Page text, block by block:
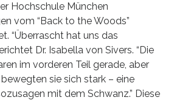
Hochschule München
vom “Back to the Woods”
“Überrascht hat uns das
Dr. Isabella von Sivers. “Die
im vorderen Teil gerade, aber
sie sich stark – eine
mit dem Schwanz.” Diese